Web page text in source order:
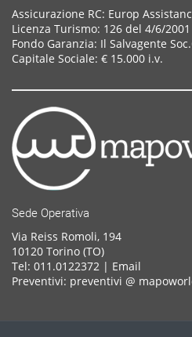
Assicurazione RC: Europ
Licenza Turismo: 126 del 4/6/2001
Fondo Garanzia: Il Salvagente
Capitale Sociale: € 15.000 i.v.
Sede Operativa
Via Reiss Romoli, 194
10120 Torino (TO)
Tel: 011.0122372 | Email
Preventivi: preventivi @